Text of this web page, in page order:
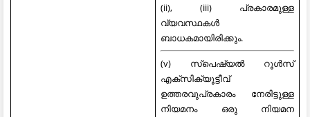
(ii), (iii) പ്രകാരമുള്ള
വ്യവസ്ഥകൾ
ബാധകമായിരിക്കും.
(v) സ്പെഷ്യൽ റൂൾസ്
എക്സിക്യൂട്ടീവ്
ഉത്തരവുപ്രകാരം നേരിട്ടുള്ള
നിയമനം ഒരു നിയമന